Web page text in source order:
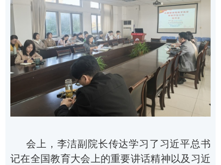
会上，李洁副院长传达学习了习近平总书
记在全国教育大会上的重要讲话精神以及习近